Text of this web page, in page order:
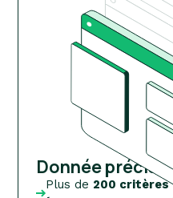
Donnée précise
Plus de 200 critères